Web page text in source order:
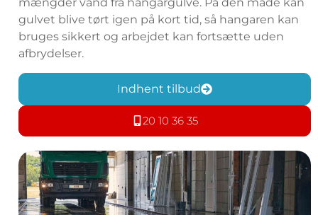
mængder vand fra hangargulve. På den måde kan
gulvet blive tørt igen på kort tid, så hangaren kan
bruges sikkert og arbejdet kan fortsætte uden
afbrydelser.
Indhent tilbud
20 10 36 35